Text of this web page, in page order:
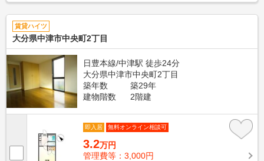
賃貸ハイツ
大分県中津市中央町2丁目
日豊本線/中津駅 徒歩24分
大分県中津市中央町2丁目
築年数
築29年
建物階数
2階建
即入居 無料オンライン相談可
3.2万円
管理費等：3,000円